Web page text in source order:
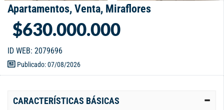
Apartamentos, Venta, Miraflores
$630.000.000
ID WEB: 2079696
Publicado: 07/08/2026
CARACTERÍSTICAS BÁSICAS